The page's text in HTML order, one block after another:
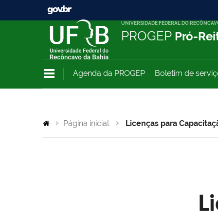
UNIVERSIDADE FEDERAL DO
PROGEP Pró-
Agenda da PROGEP Boletim de
Página inicial Licenças para